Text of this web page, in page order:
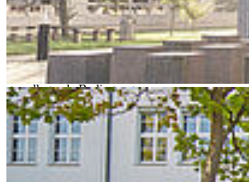
Prof. Dr. Christian Kautz (Professor für
Ingenieurwissenschaften an der
Technischen Universität Hamburg) zeigt, dass
Verständnisschwierigkeiten im Studium oft
Motivation oder Lehrqualität zurückzuführen
grundlegende Bedingungen
des Lernens. Auf Basis empirischer Studien
Lehransätze und
praxisnahe Materialien zur Förderung
Ergebnisse seiner
Langzeitstudie an der Technischen Universität